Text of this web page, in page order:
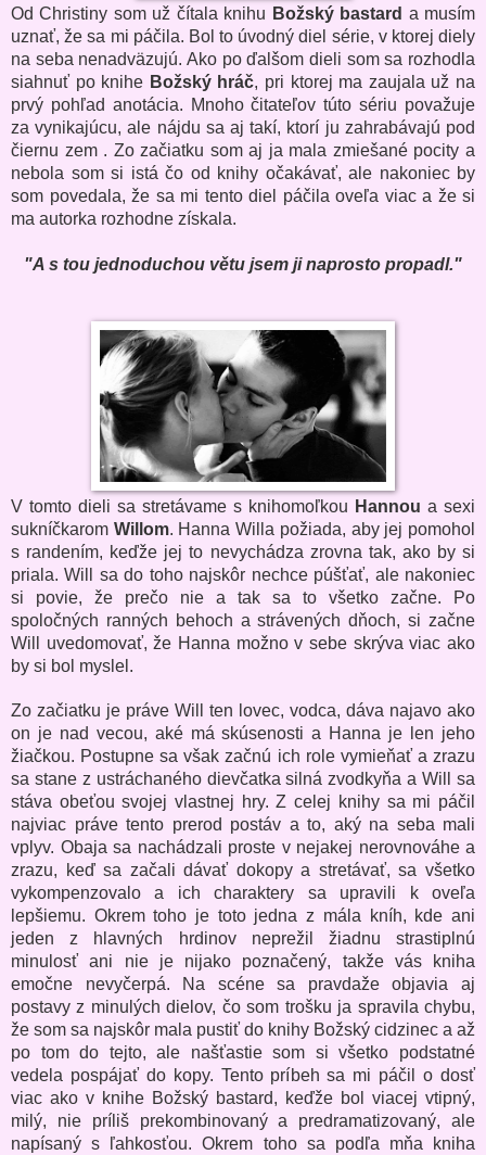
Od Christiny som už čítala knihu Božský bastard a musím
uznať, že sa mi páčila. Bol to úvodný diel série, v ktorej diely
na seba nenadväzujú. Ako po ďalšom dieli som sa rozhodla
siahnuť po knihe Božský hráč, pri ktorej ma zaujala už na
prvý pohľad anotácia. Mnoho čitateľov túto sériu považuje
za vynikajúcu, ale nájdu sa aj takí, ktorí ju zahrabávajú pod
čiernu zem . Zo začiatku som aj ja mala zmiešané pocity a
nebola som si istá čo od knihy očakávať, ale nakoniec by
som povedala, že sa mi tento diel páčila oveľa viac a že si
ma autorka rozhodne získala.
"A s tou jednoduchou větu jsem ji naprosto propadl."
V tomto dieli sa stretávame s knihomoľkou Hannou a sexi
sukníčkarom Willom. Hanna Willa požiada, aby jej pomohol
s randením, keďže jej to nevychádza zrovna tak, ako by si
priala. Will sa do toho najskôr nechce púšťať, ale nakoniec
si povie, že prečo nie a tak sa to všetko začne. Po
spoločných ranných behoch a strávených dňoch, si začne
Will uvedomovať, že Hanna možno v sebe skrýva viac ako
by si bol myslel.
Zo začiatku je práve Will ten lovec, vodca, dáva najavo ako
on je nad vecou, aké má skúsenosti a Hanna je len jeho
žiačkou. Postupne sa však začnú ich role vymieňať a zrazu
sa stane z ustráchaného dievčatka silná zvodkyňa a Will sa
stáva obeťou svojej vlastnej hry. Z celej knihy sa mi páčil
najviac práve tento prerod postáv a to, aký na seba mali
vplyv. Obaja sa nachádzali proste v nejakej nerovnováhe a
zrazu, keď sa začali dávať dokopy a stretávať, sa všetko
vykompenzovalo a ich charaktery sa upravili k oveľa
lepšiemu. Okrem toho je toto jedna z mála kníh, kde ani
jeden z hlavných hrdinov neprežil žiadnu strastiplnú
minulosť ani nie je nijako poznačený, takže vás kniha
emočne nevyčerpá. Na scéne sa pravdaže objavia aj
postavy z minulých dielov, čo som trošku ja spravila chybu,
že som sa najskôr mala pustiť do knihy Božský cidzinec a až
po tom do tejto, ale našťastie som si všetko podstatné
vedela pospájať do kopy. Tento príbeh sa mi páčil o dosť
viac ako v knihe Božský bastard, keďže bol viacej vtipný,
milý, nie príliš prekombinovaný a predramatizovaný, ale
napísaný s ľahkosťou. Okrem toho sa podľa mňa kniha